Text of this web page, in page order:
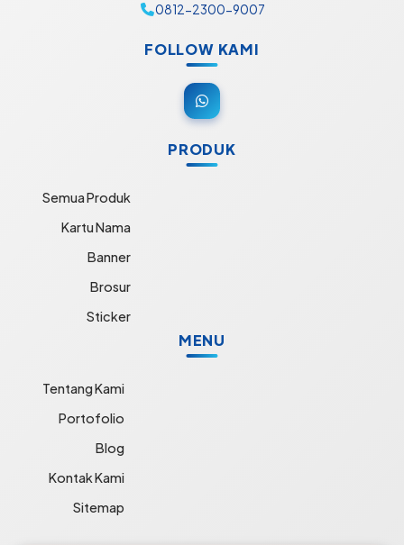
0812-2300-9007
FOLLOW KAMI
PRODUK
Semua Produk
Kartu Nama
Banner
Brosur
Sticker
MENU
Tentang Kami
Portofolio
Blog
Kontak Kami
Sitemap